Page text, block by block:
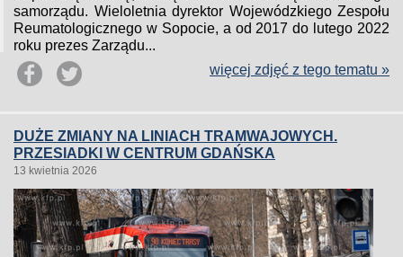
samorządu. Wieloletnia dyrektor Wojewódzkiego Zespołu
Reumatologicznego w Sopocie, a od 2017 do lutego 2022
roku prezes Zarządu...
więcej zdjęć z tego tematu »
DUŻE ZMIANY NA LINIACH TRAMWAJOWYCH.
PRZESIADKI W CENTRUM GDAŃSKA
13 kwietnia 2026